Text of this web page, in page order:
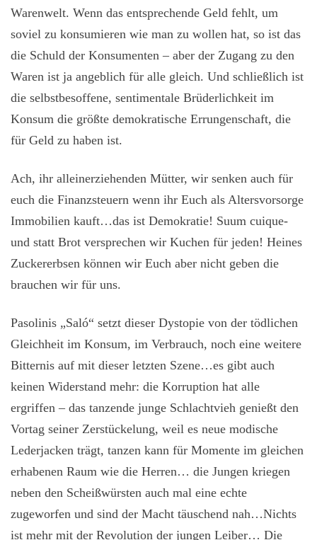
Warenwelt. Wenn das entsprechende Geld fehlt, um
soviel zu konsumieren wie man zu wollen hat, so ist das
die Schuld der Konsumenten – aber der Zugang zu den
Waren ist ja angeblich für alle gleich. Und schließlich ist
die selbstbesoffene, sentimentale Brüderlichkeit im
Konsum die größte demokratische Errungenschaft, die
für Geld zu haben ist.
Ach, ihr alleinerziehenden Mütter, wir senken auch für
euch die Finanzsteuern wenn ihr Euch als Altersvorsorge
Immobilien kauft…das ist Demokratie! Suum cuique-
und statt Brot versprechen wir Kuchen für jeden! Heines
Zuckererbsen können wir Euch aber nicht geben die
brauchen wir für uns.
Pasolinis „Saló“ setzt dieser Dystopie von der tödlichen
Gleichheit im Konsum, im Verbrauch, noch eine weitere
Bitternis auf mit dieser letzten Szene…es gibt auch
keinen Widerstand mehr: die Korruption hat alle
ergriffen – das tanzende junge Schlachtvieh genießt den
Vortag seiner Zerstückelung, weil es neue modische
Lederjacken trägt, tanzen kann für Momente im gleichen
erhabenen Raum wie die Herren… die Jungen kriegen
neben den Scheißwürsten auch mal eine echte
zugeworfen und sind der Macht täuschend nah…Nichts
ist mehr mit der Revolution der jungen Leiber… Die